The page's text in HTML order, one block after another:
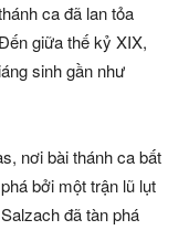
ca đã lan tỏa
giữa thế kỷ XIX,
sinh gần như
nơi bài thánh ca bất
bởi một trận lũ lụt
đã tàn phá